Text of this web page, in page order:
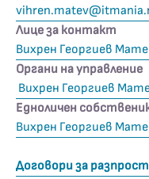
Лице за контакт
Вихрен Георгиев
Органи на управление
Вихрен Георгиев
Едноличен
Вихрен Георгиев
Договори за